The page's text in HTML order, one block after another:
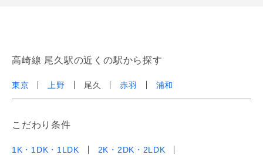
高崎線 尾久駅の近くの駅から探す
東京 上野 尾久 赤羽 浦和
こだわり条件
1K・1DK・1LDK
2K・2DK・2LDK